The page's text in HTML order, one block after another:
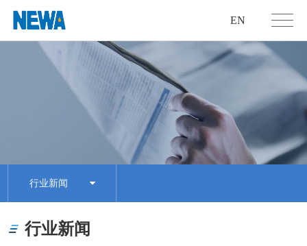
EN
行业新闻
行业新闻